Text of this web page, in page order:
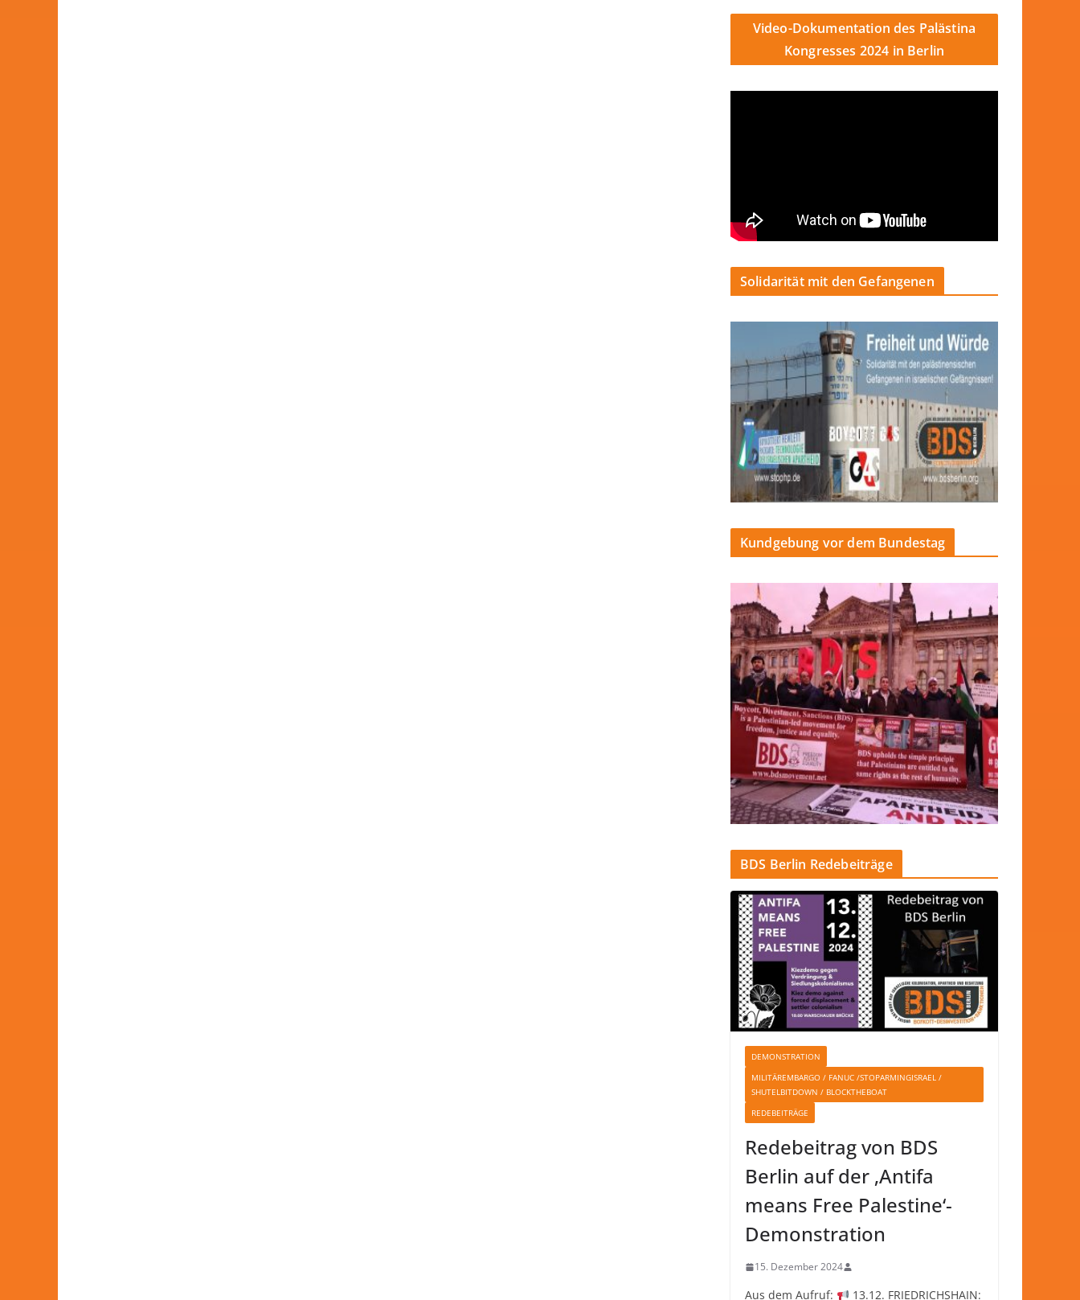
Video-Dokumentation des Palästina
Kongresses 2024 in Berlin
Solidarität mit den Gefangenen
Kundgebung vor dem Bundestag
BDS Berlin Redebeiträge
DEMONSTRATION
MILITÄREMBARGO / FANUC /STOPARMINGISRAEL /
SHUTELBITDOWN / BLOCKTHEBOAT
REDEBEITRÄGE
Redebeitrag von BDS
Berlin auf der ‚Antifa
means Free Palestine‘-
Demonstration
15. Dezember 2024
Aus dem Aufruf: 13.12. FRIEDRICHSHAIN: